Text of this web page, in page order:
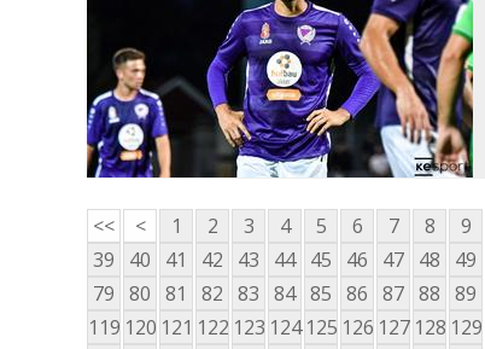
<< < 1 2 3 4 5 6 7 8 9
39
40 41 42 43 44 45 46 47 48 49
79 80 81 82 83 84 85 86 87 88 89
119 120 121 122 123 124 125 126 127 128 129